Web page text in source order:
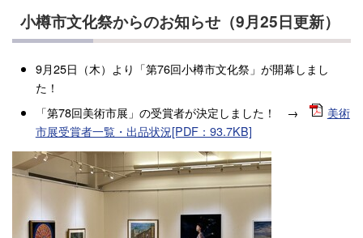
小樽市文化祭からのお知らせ（9月25日更新）
9月25日（木）より「第76回小樽市文化祭」が開幕しまし
た！
「第78回美術市展」の受賞者が決定しました！ →
美術
市展受賞者一覧・出品状況[PDF：93.7KB]